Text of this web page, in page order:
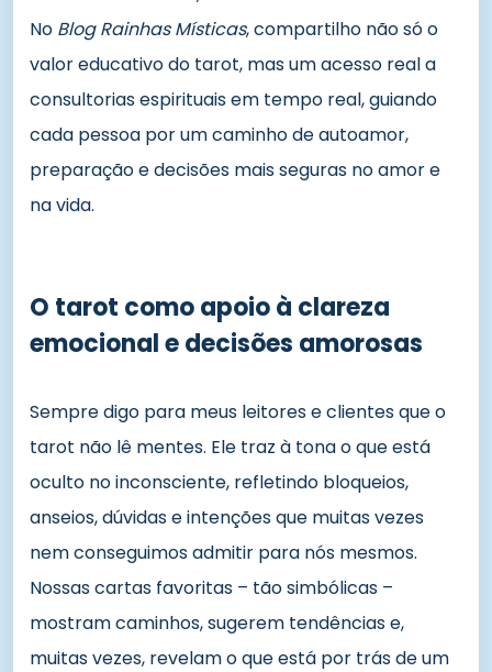
No Blog Rainhas Místicas, compartilho não só o
valor educativo do tarot, mas um acesso real a
consultorias espirituais em tempo real, guiando
cada pessoa por um caminho de autoamor,
preparação e decisões mais seguras no amor e
na vida.
O tarot como apoio à clareza
emocional e decisões amorosas
Sempre digo para meus leitores e clientes que o
tarot não lê mentes. Ele traz à tona o que está
oculto no inconsciente, refletindo bloqueios,
anseios, dúvidas e intenções que muitas vezes
nem conseguimos admitir para nós mesmos.
Nossas cartas favoritas – tão simbólicas –
mostram caminhos, sugerem tendências e,
muitas vezes, revelam o que está por trás de um